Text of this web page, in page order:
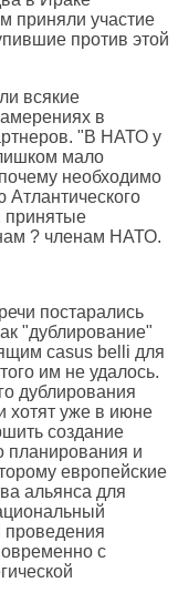
приняли участие
против этой
всякие
в
"В НАТО у
мало
необходимо
принятые
? членам НАТО.
постарались
"дублирование"
casus belli для
им не удалось.
дублирования
хотят уже в июне
создание
планирования и
европейские
альянса для
с